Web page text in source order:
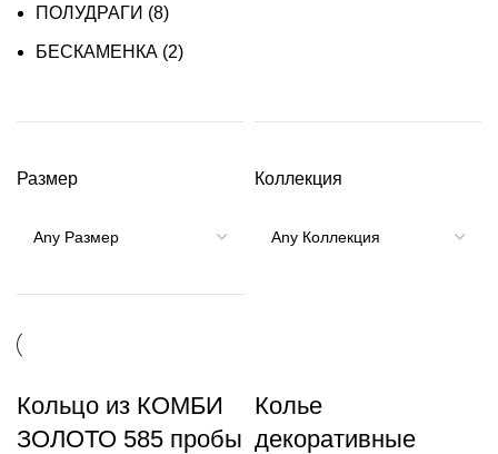
ПОЛУДРАГИ (8)
БЕСКАМЕНКА (2)
Размер Коллекция
Кольцо из КОМБИ
ЗОЛОТО 585 пробы
Колье
декоративные